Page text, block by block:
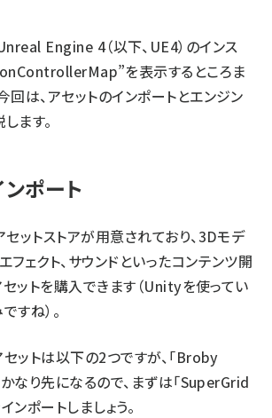
Engine 4（以下、UE4）のインス
を表示するところま
回は、アセットのインポートとエンジン
ます。
ポート
セットストアが用意されており、3Dモデ
フェクト、サウンドといったコンテンツ開
ットを購入できます（Unityを使ってい
すね）。
ットは以下の2つですが、「Broby
なり先になるので、まずは「SuperGrid
ポートしましょう。